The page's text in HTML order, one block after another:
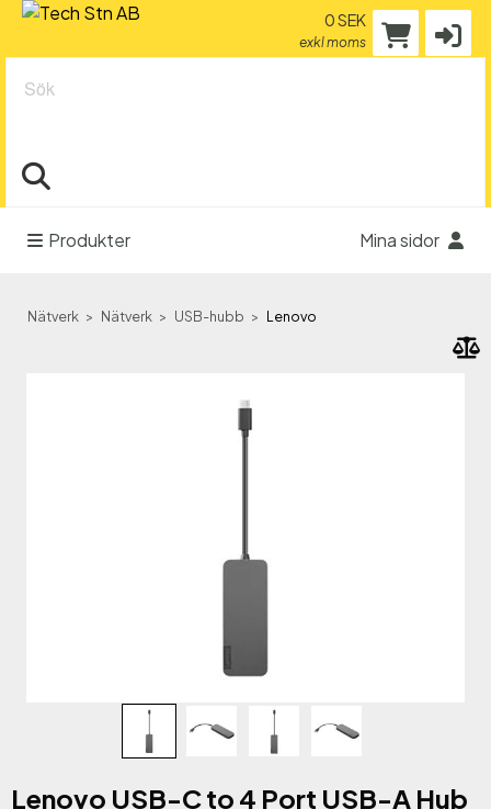
0 SEK
exkl moms
Sök
Produkter Mina sidor
Nätverk Nätverk USB-hubb Lenovo
Lenovo USB-C to 4 Port USB-A Hub